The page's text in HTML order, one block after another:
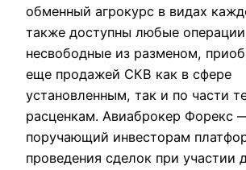
обменный агрокурс в видах
также доступны любые
несвободные из разменом,
еще продажей СКВ как в сфере
установленным, так и по части
расценкам. Авиаброкер Форекс
поручающий инвесторам
проведения сделок при участии